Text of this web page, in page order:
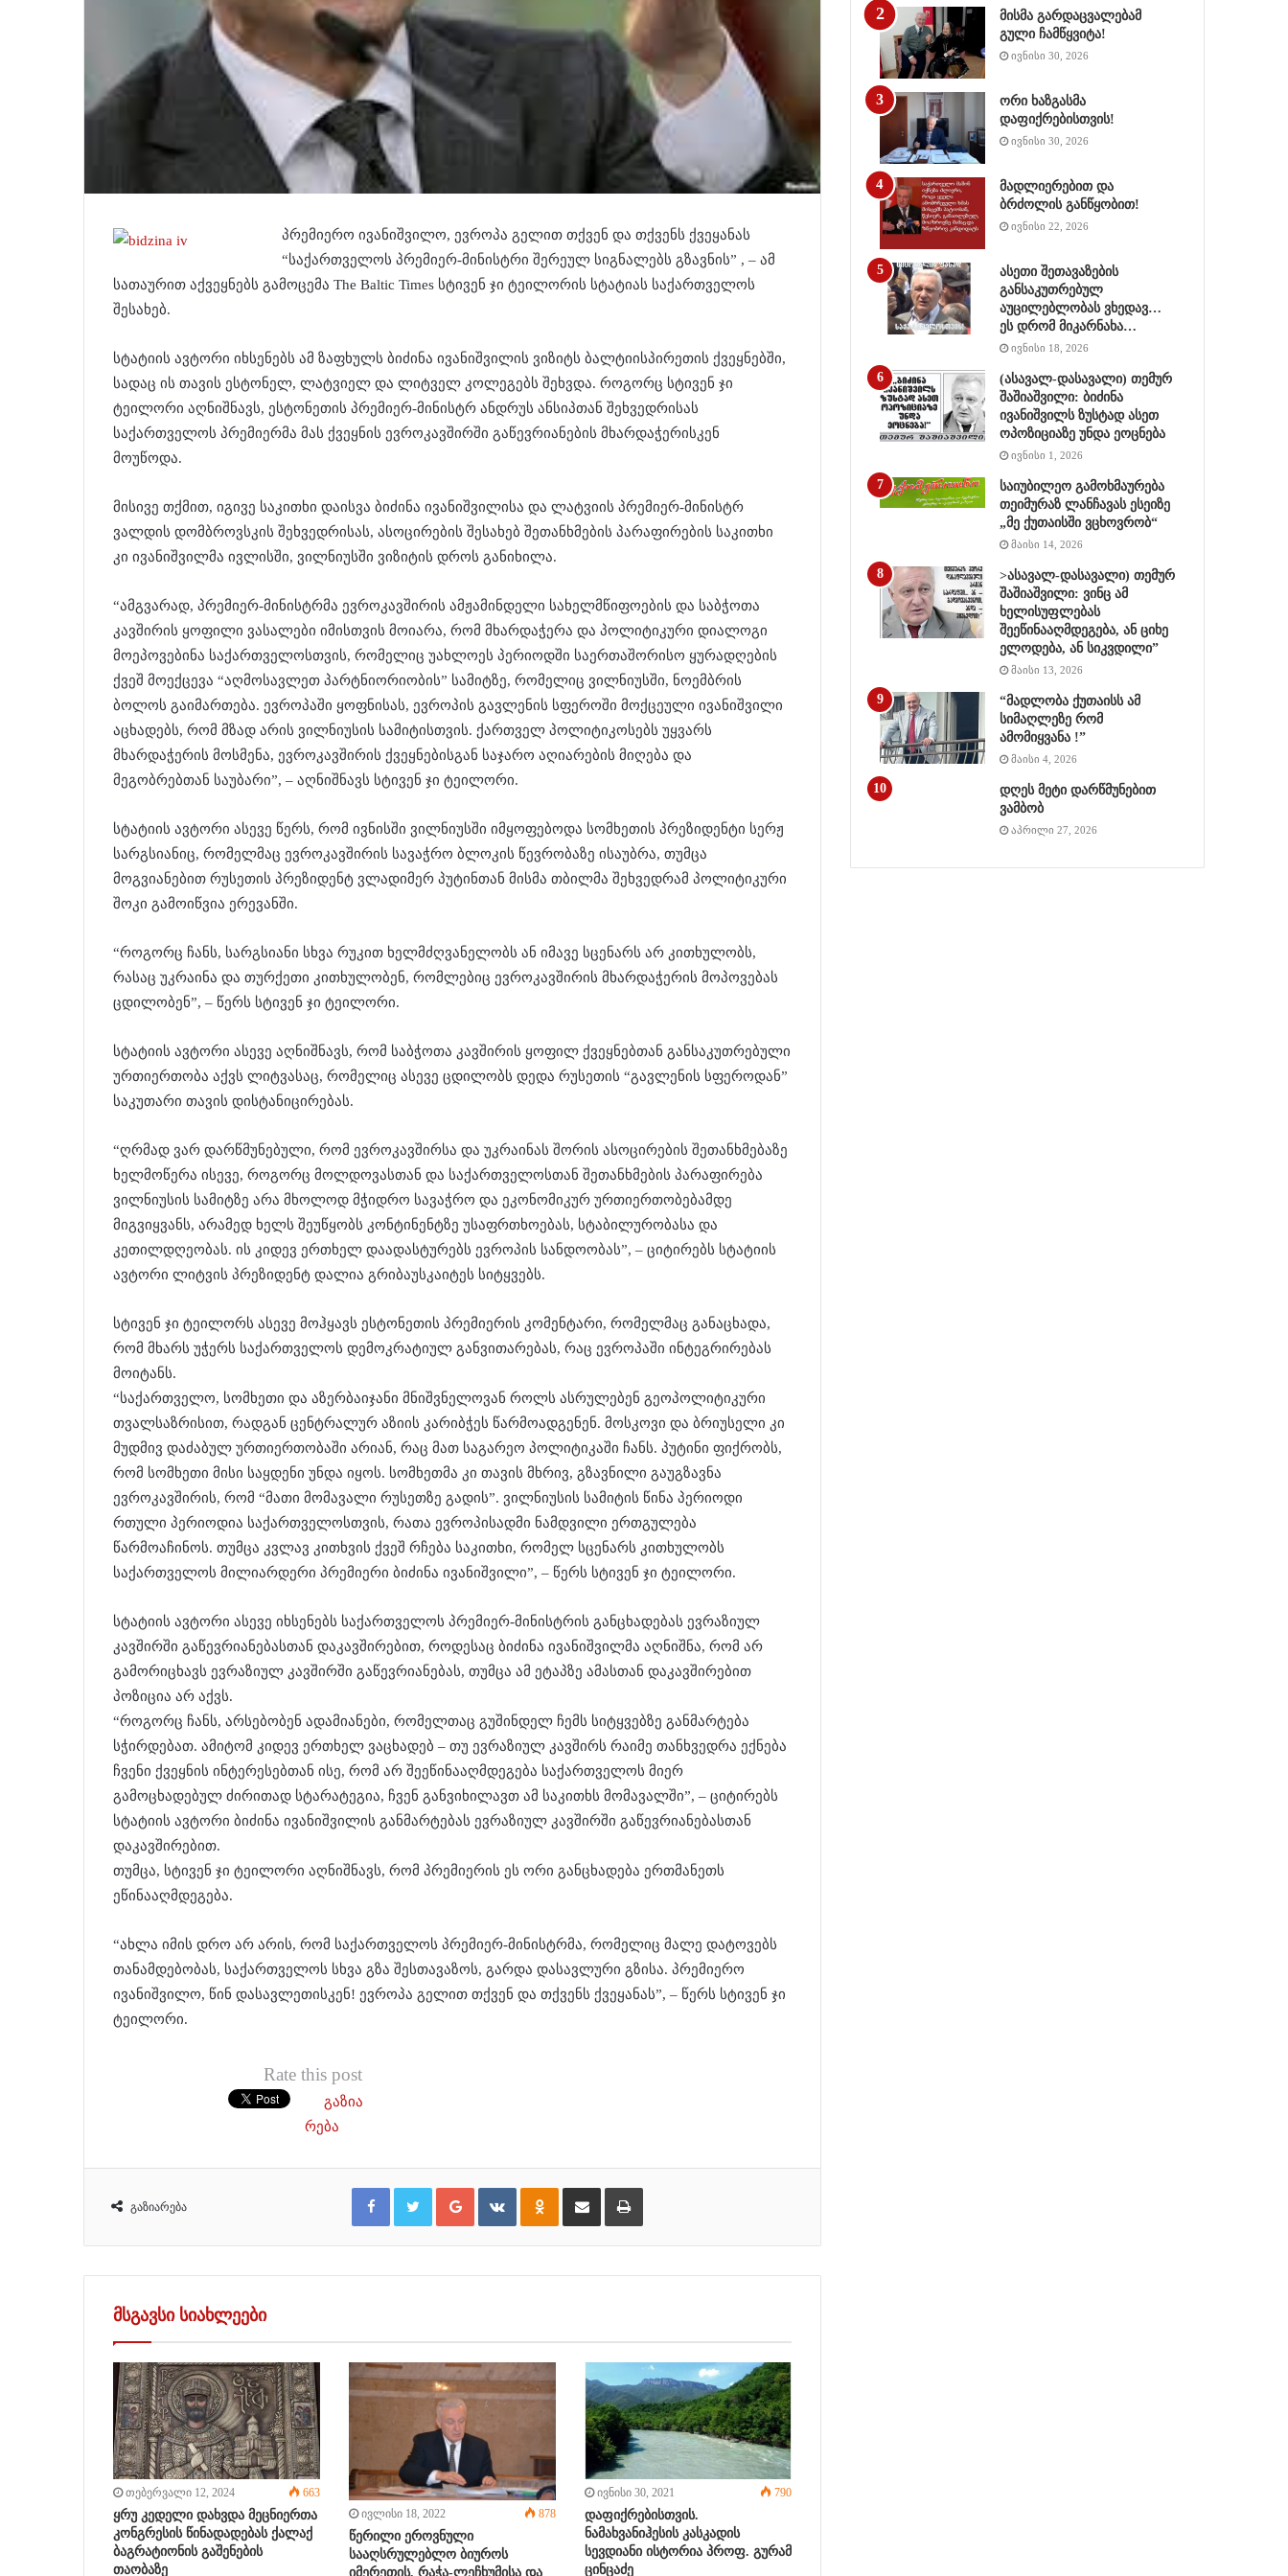
პრემიერო ივანიშვილო, ევროპა გელით თქვენ და თქვენს ქვეყანას
“საქართველოს პრემიერ-მინისტრი შერეულ სიგნალებს გზავნის” , – ამ
სათაურით აქვეყნებს გამოცემა The Baltic Times სტივენ ჯი ტეილორის სტატიას საქართველოს
შესახებ.
სტატიის ავტორი იხსენებს ამ ზაფხულს ბიძინა ივანიშვილის ვიზიტს ბალტიისპირეთის ქვეყნებში,
სადაც ის თავის ესტონელ, ლატვიელ და ლიტველ კოლეგებს შეხვდა. როგორც სტივენ ჯი
ტეილორი აღნიშნავს, ესტონეთის პრემიერ-მინისტრ ანდრუს ანსიპთან შეხვედრისას
საქართველოს პრემიერმა მას ქვეყნის ევროკავშირში გაწევრიანების მხარდაჭერისკენ
მოუწოდა.
მისივე თქმით, იგივე საკითხი დაისვა ბიძინა ივანიშვილისა და ლატვიის პრემიერ-მინისტრ
ვალდის დომბროვსკის შეხვედრისას, ასოცირების შესახებ შეთანხმების პარაფირების საკითხი
კი ივანიშვილმა ივლისში, ვილნიუსში ვიზიტის დროს განიხილა.
“ამგვარად, პრემიერ-მინისტრმა ევროკავშირის ამჟამინდელი სახელმწიფოების და საბჭოთა
კავშირის ყოფილი ვასალები იმისთვის მოიარა, რომ მხარდაჭერა და პოლიტიკური დიალოგი
მოეპოვებინა საქართველოსთვის, რომელიც უახლოეს პერიოდში საერთაშორისო ყურადღების
ქვეშ მოექცევა “აღმოსავლეთ პარტნიორიობის” სამიტზე, რომელიც ვილნიუსში, ნოემბრის
ბოლოს გაიმართება. ევროპაში ყოფნისას, ევროპის გავლენის სფეროში მოქცეული ივანიშვილი
აცხადებს, რომ მზად არის ვილნიუსის სამიტისთვის. ქართველ პოლიტიკოსებს უყვარს
მხარდაჭერის მოსმენა, ევროკავშირის ქვეყნებისგან საჯარო აღიარების მიღება და
მეგობრებთან საუბარი”, – აღნიშნავს სტივენ ჯი ტეილორი.
სტატიის ავტორი ასევე წერს, რომ ივნისში ვილნიუსში იმყოფებოდა სომხეთის პრეზიდენტი სერჟ
სარგსიანიც, რომელმაც ევროკავშირის სავაჭრო ბლოკის წევრობაზე ისაუბრა, თუმცა
მოგვიანებით რუსეთის პრეზიდენტ ვლადიმერ პუტინთან მისმა თბილმა შეხვედრამ პოლიტიკური
შოკი გამოიწვია ერევანში.
“როგორც ჩანს, სარგსიანი სხვა რუკით ხელმძღვანელობს ან იმავე სცენარს არ კითხულობს,
რასაც უკრაინა და თურქეთი კითხულობენ, რომლებიც ევროკავშირის მხარდაჭერის მოპოვებას
ცდილობენ”, – წერს სტივენ ჯი ტეილორი.
სტატიის ავტორი ასევე აღნიშნავს, რომ საბჭოთა კავშირის ყოფილ ქვეყნებთან განსაკუთრებული
ურთიერთობა აქვს ლიტვასაც, რომელიც ასევე ცდილობს დედა რუსეთის “გავლენის სფეროდან”
საკუთარი თავის დისტანიცირებას.
“ღრმად ვარ დარწმუნებული, რომ ევროკავშირსა და უკრაინას შორის ასოცირების შეთანხმებაზე
ხელმოწერა ისევე, როგორც მოლდოვასთან და საქართველოსთან შეთანხმების პარაფირება
ვილნიუსის სამიტზე არა მხოლოდ მჭიდრო სავაჭრო და ეკონომიკურ ურთიერთობებამდე
მიგვიყვანს, არამედ ხელს შეუწყობს კონტინენტზე უსაფრთხოებას, სტაბილურობასა და
კეთილდღეობას. ის კიდევ ერთხელ დაადასტურებს ევროპის სანდოობას”, – ციტირებს სტატიის
ავტორი ლიტვის პრეზიდენტ დალია გრიბაუსკაიტეს სიტყვებს.
სტივენ ჯი ტეილორს ასევე მოჰყავს ესტონეთის პრემიერის კომენტარი, რომელმაც განაცხადა,
რომ მხარს უჭერს საქართველოს დემოკრატიულ განვითარებას, რაც ევროპაში ინტეგრირებას
მოიტანს.
“საქართველო, სომხეთი და აზერბაიჯანი მნიშვნელოვან როლს ასრულებენ გეოპოლიტიკური
თვალსაზრისით, რადგან ცენტრალურ აზიის კარიბჭეს წარმოადგენენ. მოსკოვი და ბრიუსელი კი
მუდმივ დაძაბულ ურთიერთობაში არიან, რაც მათ საგარეო პოლიტიკაში ჩანს. პუტინი ფიქრობს,
რომ სომხეთი მისი საყდენი უნდა იყოს. სომხეთმა კი თავის მხრივ, გზავნილი გაუგზავნა
ევროკავშირის, რომ “მათი მომავალი რუსეთზე გადის”. ვილნიუსის სამიტის წინა პერიოდი
რთული პერიოდია საქართველოსთვის, რათა ევროპისადმი ნამდვილი ერთგულება
წარმოაჩინოს. თუმცა კვლავ კითხვის ქვეშ რჩება საკითხი, რომელ სცენარს კითხულობს
საქართველოს მილიარდერი პრემიერი ბიძინა ივანიშვილი”, – წერს სტივენ ჯი ტეილორი.
სტატიის ავტორი ასევე იხსენებს საქართველოს პრემიერ-მინისტრის განცხადებას ევრაზიულ
კავშირში გაწევრიანებასთან დაკავშირებით, როდესაც ბიძინა ივანიშვილმა აღნიშნა, რომ არ
გამორიცხავს ევრაზიულ კავშირში გაწევრიანებას, თუმცა ამ ეტაპზე ამასთან დაკავშირებით
პოზიცია არ აქვს.
“როგორც ჩანს, არსებობენ ადამიანები, რომელთაც გუშინდელ ჩემს სიტყვებზე განმარტება
სჭირდებათ. ამიტომ კიდევ ერთხელ ვაცხადებ – თუ ევრაზიულ კავშირს რაიმე თანხვედრა ექნება
ჩვენი ქვეყნის ინტერესებთან ისე, რომ არ შეეწინააღმდეგება საქართველოს მიერ
გამოცხადებულ ძირითად სტარატეგია, ჩვენ განვიხილავთ ამ საკითხს მომავალში”, – ციტირებს
სტატიის ავტორი ბიძინა ივანიშვილის განმარტებას ევრაზიულ კავშირში გაწევრიანებასთან
დაკავშირებით.
თუმცა, სტივენ ჯი ტეილორი აღნიშნავს, რომ პრემიერის ეს ორი განცხადება ერთმანეთს
ეწინააღმდეგება.
“ახლა იმის დრო არ არის, რომ საქართველოს პრემიერ-მინისტრმა, რომელიც მალე დატოვებს
თანამდებობას, საქართველოს სხვა გზა შესთავაზოს, გარდა დასავლური გზისა. პრემიერო
ივანიშვილო, წინ დასავლეთისკენ! ევროპა გელით თქვენ და თქვენს ქვეყანას”, – წერს სტივენ ჯი
ტეილორი.
Rate this post
გაზია
რება
გაზიარება
Facebook Google+ VKontakte
მსგავსი სიახლეები
თებერვალი 12, 2024 663
ყრუ კედელი დახვდა მეცნიერთა
კონგრესის წინადადებას ქალაქ
ბაგრატიონის გაშენების
თაობაზე
ივლისი 18, 2022 878
წერილი ეროვნული
სააღსრულებლო ბიუროს
იმერეთის, რაჭა-ლეჩხუმისა და
ივნისი 30, 2021 790
დაფიქრებისთვის.
ნამახვანიჰესის კასკადის
სევდიანი ისტორია პროფ. გურამ
ცინცაძე
მისმა გარდაცვალებამ
გული ჩამწყვიტა!
ივნისი 30, 2026
ორი ხაზგასმა
დაფიქრებისთვის!
ივნისი 30, 2026
მადლიერებით და
ბრძოლის განწყობით!
ივნისი 22, 2026
ასეთი შეთავაზების
განსაკუთრებულ
აუცილებლობას ვხედავ…
ეს დრომ მიკარნახა…
ივნისი 18, 2026
(ასავალ-დასავალი) თემურ
შაშიაშვილი: ბიძინა
ივანიშვილს ზუსტად ასეთ
ოპოზიციაზე უნდა ეოცნება
ივნისი 1, 2026
საიუბილეო გამოხმაურება
თეიმურაზ ლანჩავას ესეიზე
„მე ქუთაისში ვცხოვრობ“
მაისი 14, 2026
>ასავალ-დასავალი) თემურ
შაშიაშვილი: ვინც ამ
ხელისუფლებას
შეეწინააღმდეგება, ან ციხე
ელოდება, ან სიკვდილი”
მაისი 13, 2026
“მადლობა ქუთაისს ამ
სიმაღლეზე რომ
ამომიყვანა !”
მაისი 4, 2026
დღეს მეტი დარწმუნებით
ვამბობ
აპრილი 27, 2026